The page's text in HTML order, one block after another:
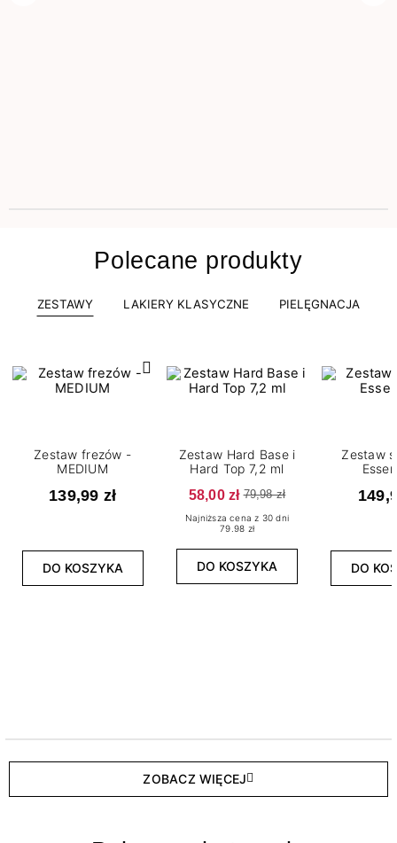
Polecane produkty
ZESTAWY LAKIERY KLASYCZNE PIELĘGNACJA
Zestaw frezów -
MEDIUM
139,99 zł
DO KOSZYKA
Zestaw Hard Base i
Hard Top 7,2 ml
58,00 zł 79,98 zł
Najniższa cena z 30 dni
79.98 zł
DO KOSZYKA
Zestaw
DO
ZOBACZ WIĘCEJ